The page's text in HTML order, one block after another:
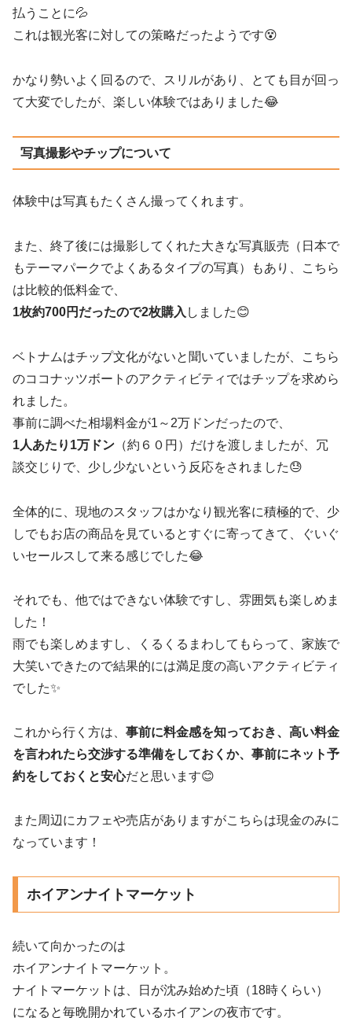
払うことに💦
これは観光客に対しての策略だったようです😵
かなり勢いよく回るので、スリルがあり、とても目が回っ
て大変でしたが、楽しい体験ではありました😂
写真撮影やチップについて
体験中は写真もたくさん撮ってくれます。
また、終了後には撮影してくれた大きな写真販売（日本で
もテーマパークでよくあるタイプの写真）もあり、こちら
は比較的低料金で、
1枚約700円だったので2枚購入 しました😊
ベトナムはチップ文化がないと聞いていましたが、こちら
のココナッツボートのアクティビティではチップを求めら
れました。
事前に調べた相場料金が1～2万ドンだったので、
1人あたり1万ドン （約６０円）だけを渡しましたが、冗
談交じりで、少し少ないという反応をされました😓
全体的に、現地のスタッフはかなり観光客に積極的で、少
しでもお店の商品を見ているとすぐに寄ってきて、ぐいぐ
いセールスして来る感じでした😂
それでも、他ではできない体験ですし、雰囲気も楽しめま
した！
雨でも楽しめますし、くるくるまわしてもらって、家族で
大笑いできたので結果的には満足度の高いアクティビティ
でした✨
これから行く方は、 事前に料金感を知っておき、高い料金
を言われたら交渉する準備をしておくか、事前にネット予
約をしておくと安心だと思います😊
また周辺にカフェや売店がありますがこちらは現金のみに
なっています！
ホイアンナイトマーケット
続いて向かったのは
ホイアンナイトマーケット。
ナイトマーケットは、日が沈み始めた頃（18時くらい）
になると毎晩開かれているホイアンの夜市です。